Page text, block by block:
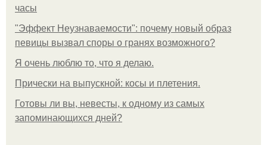
часы
"Эффект Неузнаваемости": почему новый образ
певицы вызвал споры о гранях возможного?
Я очень люблю то, что я делаю.
Прически на выпускной: косы и плетения.
Готовы ли вы, невесты, к одному из самых
запоминающихся дней?